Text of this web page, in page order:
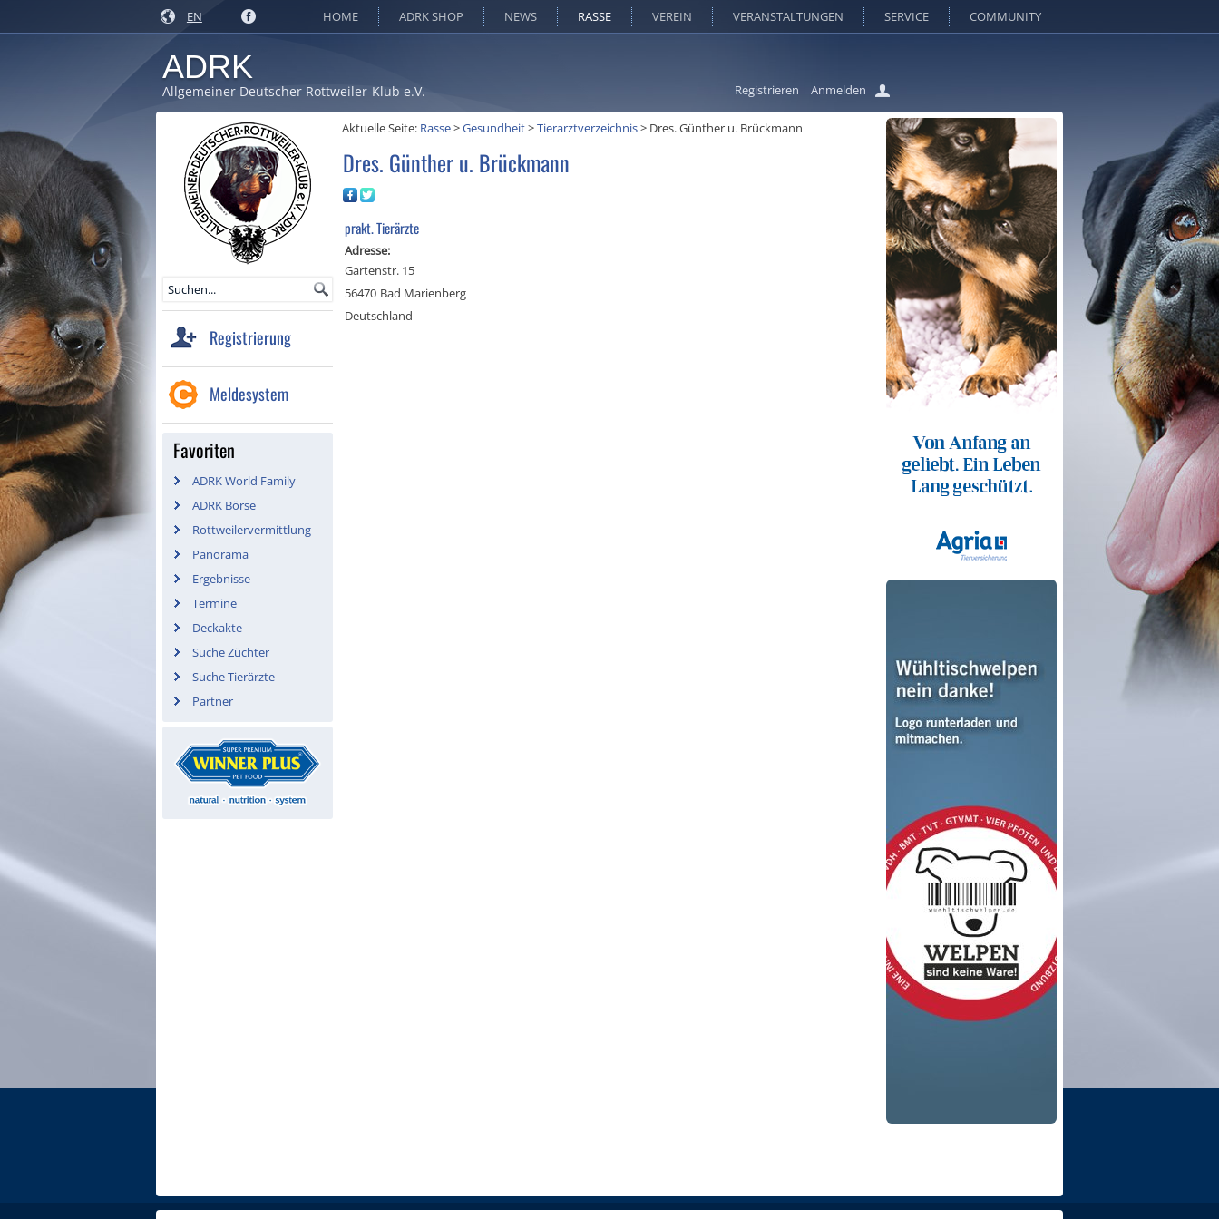
EN
Registrieren | Anmelden
HOME ADRK SHOP NEWS RASSE VEREIN VERANSTALTUNGEN SERVICE COMMUNITY
ADRK
Allgemeiner Deutscher Rottweiler-Klub e.V.
Registrierung
Meldesystem
Favoriten
ADRK World Family
ADRK Börse
Rottweilervermittlung
Panorama
Ergebnisse
Termine
Deckakte
Suche Züchter
Suche Tierärzte
Partner
Aktuelle Seite: Rasse>Gesundheit>Tierarztverzeichnis> Dres. Günther u. Brückmann
Dres. Günther u. Brückmann
prakt. Tierärzte
Adresse:
Gartenstr. 15
56470 Bad Marienberg
Deutschland